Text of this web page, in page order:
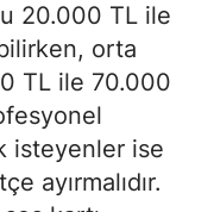
20.000 TL ile
orta
TL ile 70.000
isteyenler ise
ayırmalıdır.